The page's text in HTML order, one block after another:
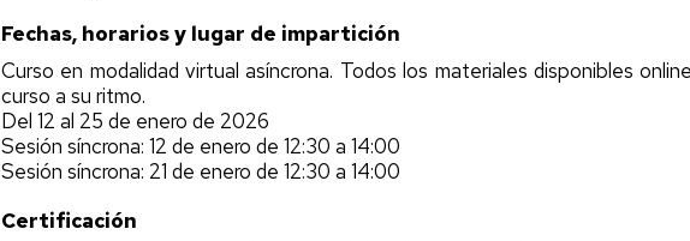
Fechas, horarios y lugar de impartición
Curso en modalidad virtual asíncrona. Todos los materiales disponibles
curso a su ritmo.
Del 12 al 25 de enero de 2026
Sesión síncrona: 12 de enero de 12:30 a 14:00
Sesión síncrona: 21 de enero de 12:30 a 14:00
Certificación